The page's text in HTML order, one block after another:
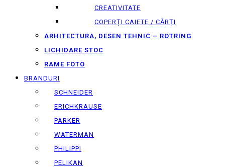
CREATIVITATE
COPERȚI CAIETE / CĂRȚI
ARHITECTURA, DESEN TEHNIC – ROTRING
LICHIDARE STOC
RAME FOTO
BRANDURI
SCHNEIDER
ERICHKRAUSE
PARKER
WATERMAN
PHILIPPI
PELIKAN